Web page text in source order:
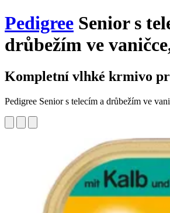
Pedigree Senior s
drůbežím ve
Kompletní vlhké krmivo
Pedigree Senior s telecím a drůbežím ve